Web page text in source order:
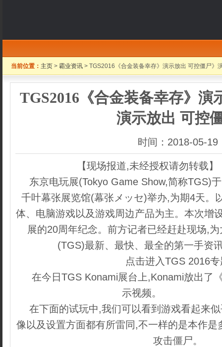
当前位置： 主页 > 霸业资讯 > TGS2016《合金装备幸存》演示放出 可控僵尸》
TGS2016《合金装备幸存》演
演示放出 可控
时间：2018-05-19
【现场报道,未经授权请勿转载】
东京电玩展(Tokyo Game Show,简称TGS)
千叶幕张展览馆(幕张メッセ)举办,为期4天。
体、电脑游戏以及游戏周边产品为主。本次增
展的20周年纪念。前方记者已经赶赴现场,
(TGS)最新、最快、最全的第一手资
点击进入TGS 2016
在今日TGS Konami展台上,Konami放出了
示视频。
在下面的试玩中,我们可以看到游戏看起来
像以及设置方面都有所雷同,不一样的是本作
攻击僵尸。